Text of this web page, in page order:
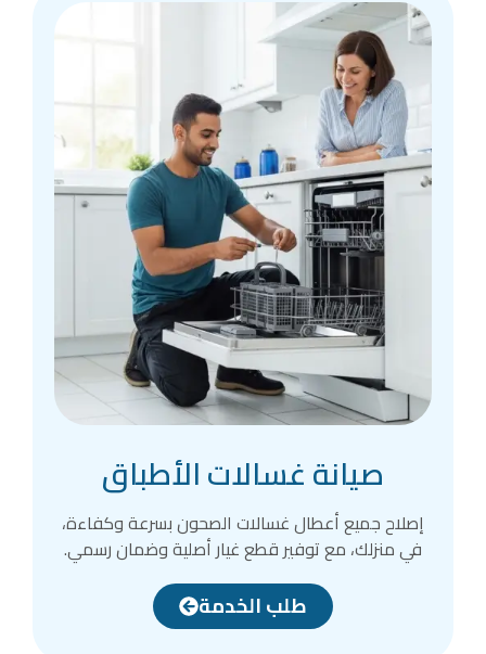
صيانة غسالات الأطباق
إصلاح جميع أعطال غسالات الصحون بسرعة وكفاءة،
في منزلك، مع توفير قطع غيار أصلية وضمان رسمي.
طلب الخدمة